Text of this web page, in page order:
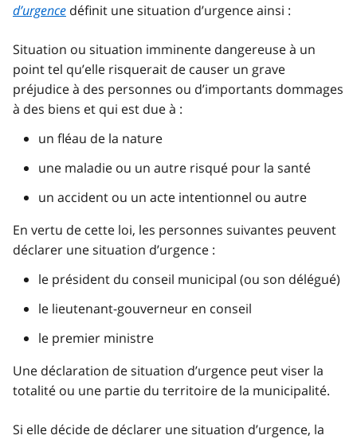
d’urgence définit une situation d’urgence ainsi :
Situation ou situation imminente dangereuse à un
point tel qu’elle risquerait de causer un grave
préjudice à des personnes ou d’importants dommages
à des biens et qui est due à :
un fléau de la nature
une maladie ou un autre risqué pour la santé
un accident ou un acte intentionnel ou autre
En vertu de cette loi, les personnes suivantes peuvent
déclarer une situation d’urgence :
le président du conseil municipal (ou son délégué)
le lieutenant-gouverneur en conseil
le premier ministre
Une déclaration de situation d’urgence peut viser la
totalité ou une partie du territoire de la municipalité.
Si elle décide de déclarer une situation d’urgence, la